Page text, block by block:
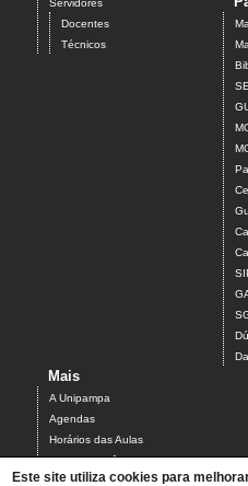
Servidores
Docentes
Técnicos
Mais
A Unipampa
Agendas
Horários das Aulas
Centro Acadêmico do Campus Alegrete
Estrutura Organizacional
Este site utiliza cookies para